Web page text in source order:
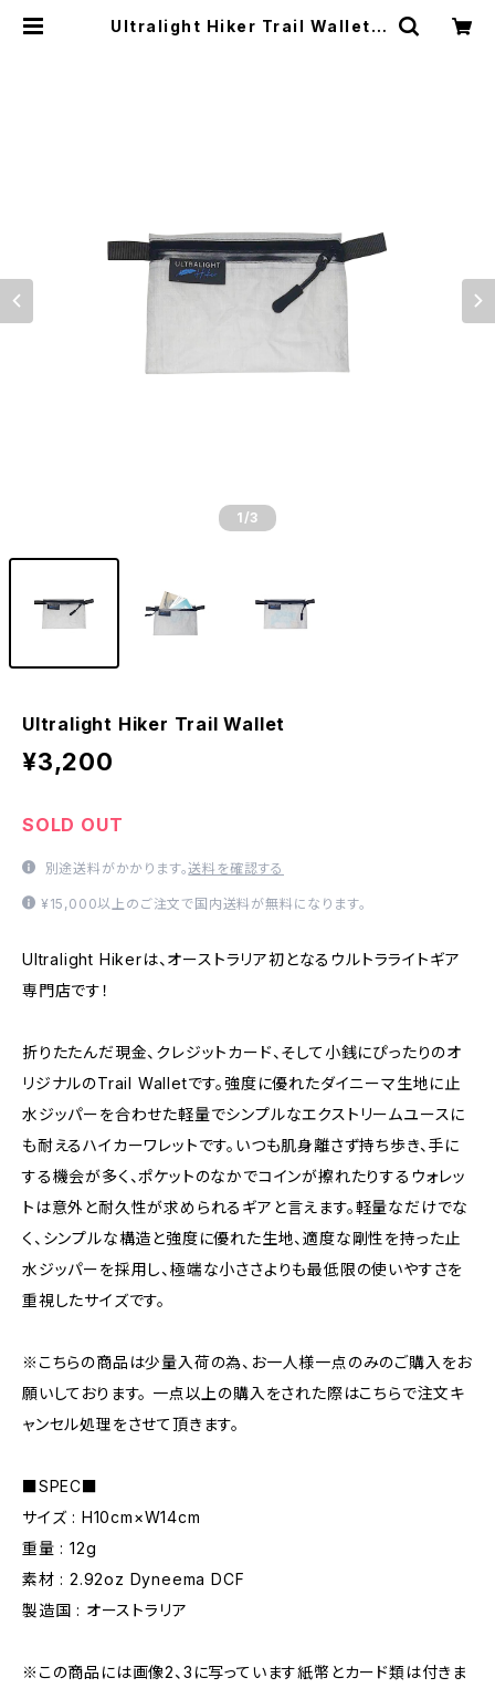
Ultralight Hiker Trail Wallet |
1 /3
Ultralight Hiker Trail Wallet
¥3,200
SOLD OUT
別途送料がかかります。送料を確認する
¥15,000以上のご注文で国内送料が無料になります。
Ultralight Hikerは、オーストラリア初となるウルトラライトギア
専門店です！
折りたたんだ現金、クレジットカード、そして小銭にぴったりのオ
リジナルのTrail Walletです。強度に優れたダイニーマ生地に止
水ジッパーを合わせた軽量でシンプルなエクストリームユースに
も耐えるハイカーワレットです。いつも肌身離さず持ち歩き、手に
する機会が多く、ポケットのなかでコインが擦れたりするウォレッ
トは意外と耐久性が求められるギアと言えます。軽量なだけでな
く、シンプルな構造と強度に優れた生地、適度な剛性を持った止
水ジッパーを採用し、極端な小ささよりも最低限の使いやすさを
重視したサイズです。
※こちらの商品は少量入荷の為、お一人様一点のみのご購入をお
願いしております。 一点以上の購入をされた際はこちらで注文キ
ャンセル処理をさせて頂きます。
■SPEC■
サイズ : H10cm×W14cm
重量 : 12g
素材 : 2.92oz Dyneema DCF
製造国 : オーストラリア
※この商品には画像2、3に写っています紙幣とカード類は付きま